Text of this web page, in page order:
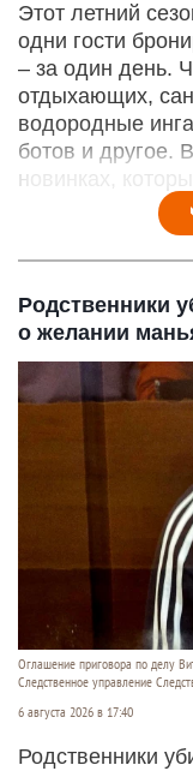
Этот летний
одни гости
– за один день.
отдыхающих,
водородные
ботов и другое.
новинках,
Родственники
о желании
Оглашение приговора по делу
Следственное управление
6 августа 2026 в 17:40
Родственники